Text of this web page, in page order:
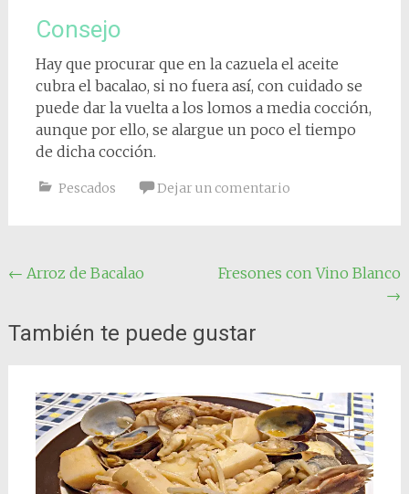
Consejo
Hay que procurar que en la cazuela el aceite
cubra el bacalao, si no fuera así, con cuidado se
puede dar la vuelta a los lomos a media cocción,
aunque por ello, se alargue un poco el tiempo
de dicha cocción.
Pescados Dejar un comentario
Navegación
la
← Arroz de Bacalao
Fresones con Vino Blanco
→
También te puede gustar